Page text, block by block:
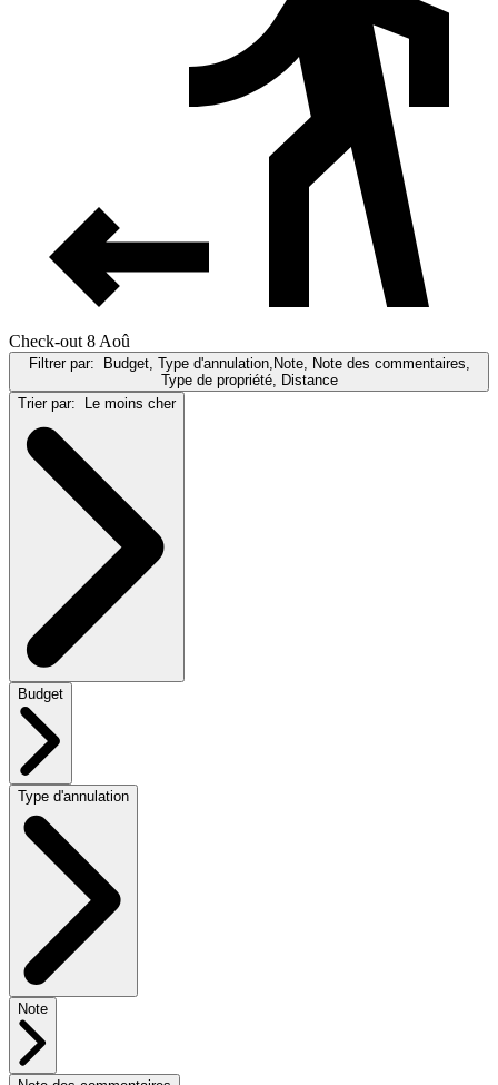
Check-out 8 Aoû
Filtrer par:
Budget, Type d'annulation,Note, Note des commentaires,
Type de propriété, Distance
Trier par:
Le moins cher
Budget
Type d'annulation
Note